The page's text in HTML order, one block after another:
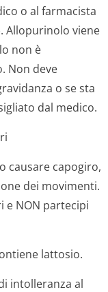
o al farmacista
Allopurinolo viene
non è
Non deve
o se sta
dal medico.
causare capogiro,
dei movimenti.
e NON partecipi
lattosio.
intolleranza al